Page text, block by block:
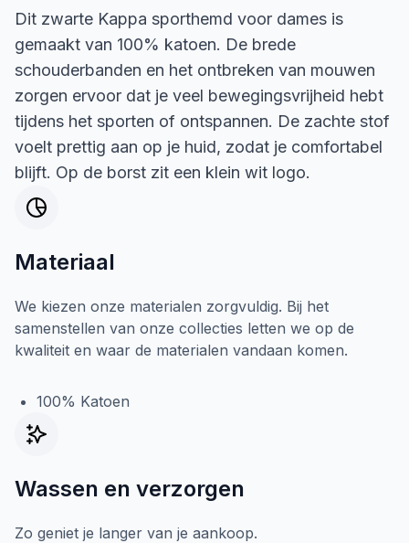
Dit zwarte Kappa sporthemd voor dames is
gemaakt van 100% katoen. De brede
schouderbanden en het ontbreken van mouwen
zorgen ervoor dat je veel bewegingsvrijheid hebt
tijdens het sporten of ontspannen. De zachte stof
voelt prettig aan op je huid, zodat je comfortabel
blijft. Op de borst zit een klein wit logo.
Materiaal
We kiezen onze materialen zorgvuldig. Bij het
samenstellen van onze collecties letten we op de
kwaliteit en waar de materialen vandaan komen.
100% Katoen
Wassen en verzorgen
Zo geniet je langer van je aankoop.